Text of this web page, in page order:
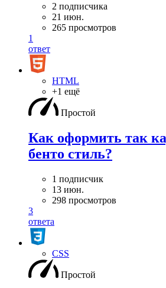
2 подписчика
21 июн.
265 просмотров
1
ответ
HTML
+1 ещё
Простой
Как оформить так
бенто стиль?
1 подписчик
13 июн.
298 просмотров
3
ответа
CSS
Простой